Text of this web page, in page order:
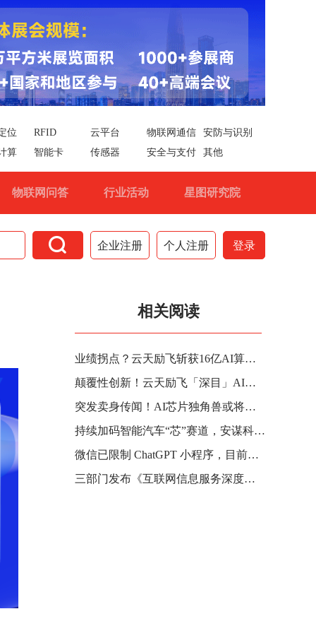
位 RFID 云平台 物联网通信
安防与识别
算
智能卡 传感器 安全与支付 其他
物联网问答 行业活动 星图研究院
 企业注册 个人注册 登录
相关阅读
业绩拐点？云天励飞斩获16亿AI算力大单
颠覆性创新！云天励飞「深目」AI模盒开启千元级大模型应用新纪元
突发卖身传闻！AI芯片独角兽或将易主？
持续加码智能汽车“芯”赛道，安谋科技发布“山海”S20F安全解决方案
微信已限制 ChatGPT 小程序，目前已搜索不到相关内容
三部门发布《互联网信息服务深度合成管理规定》，要求人脸替换、合成人声等进行显著标识